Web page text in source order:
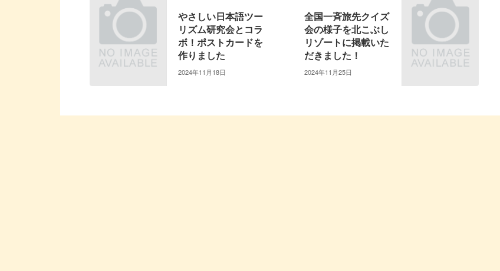
やさしい日本語ツー
リズム研究会とコラ
ボ！ポストカードを
作りました
2024年11月18日
全国一斉旅先クイズ
会の様子を北こぶし
リゾートに掲載いた
だきました！
2024年11月25日